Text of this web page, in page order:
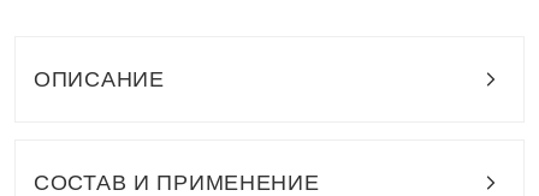
ОПИСАНИЕ
СОСТАВ И ПРИМЕНЕНИЕ